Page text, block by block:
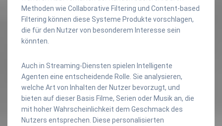
Methoden wie Collaborative Filtering und Content-based
Filtering können diese Systeme Produkte vorschlagen,
die für den Nutzer von besonderem Interesse sein
könnten.
Auch in Streaming-Diensten spielen Intelligente
Agenten eine entscheidende Rolle. Sie analysieren,
welche Art von Inhalten der Nutzer bevorzugt, und
bieten auf dieser Basis Filme, Serien oder Musik an, die
mit hoher Wahrscheinlichkeit dem Geschmack des
Nutzers entsprechen. Diese personalisierten